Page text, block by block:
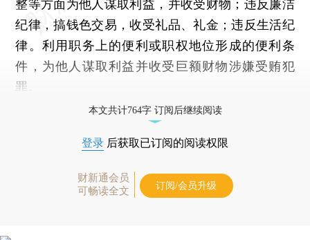
整等方面为他人谋取利益，并收受财物；违反廉洁
纪律，搞钱色交易，收受礼品、礼金；违反生活纪
律。利用职务上的便利或职权地位形成的便利条
件，为他人谋取利益并收受巨额财物涉嫌受贿犯
罪。
本文共计764字 订阅后继续阅读
登录 后获取已订阅的阅读权限
财新通会员
可畅读全文
订阅/会员升级